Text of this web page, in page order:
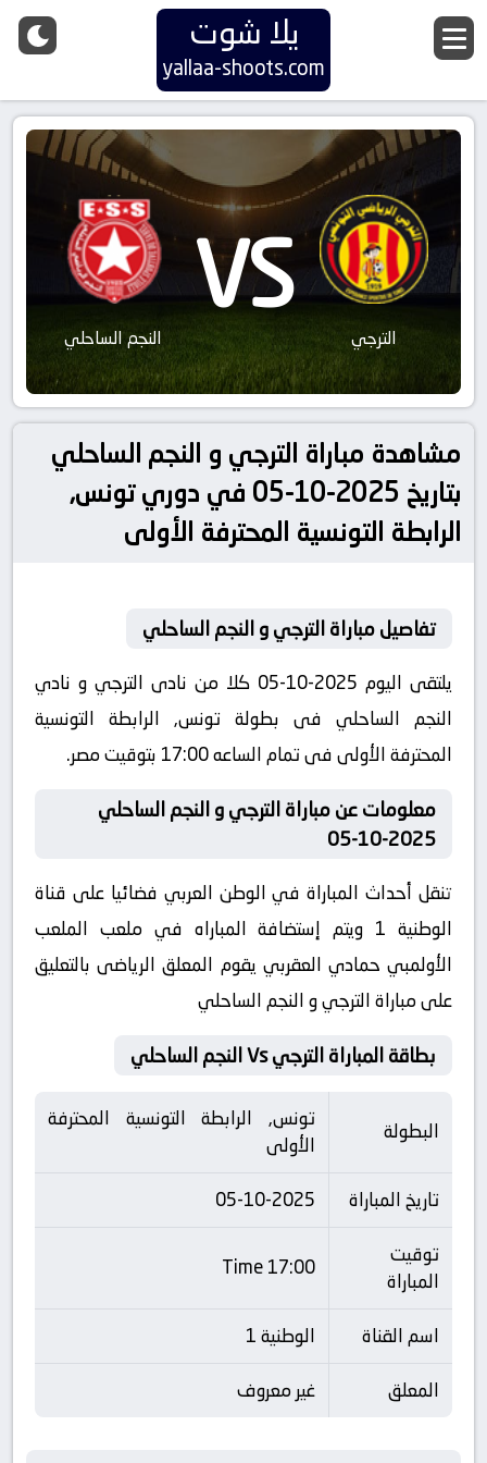
يلا شوت
yallaa-shoots.com
الترجي VS النجم الساحلي
مشاهدة مباراة الترجي و النجم الساحلي
بتاريخ 2025-10-05 في دوري تونس,
الرابطة التونسية المحترفة الأولى
تفاصيل مباراة الترجي و النجم الساحلي
يلتقى اليوم 2025-10-05 كلا من نادى الترجي و نادي
النجم الساحلي فى بطولة تونس, الرابطة التونسية
المحترفة الأولى فى تمام الساعه 17:00 بتوقيت مصر.
معلومات عن مباراة الترجي و النجم الساحلي
2025-10-05
تنقل أحداث المباراة في الوطن العربي فضائيا على قناة
الوطنية 1 ويتم إستضافة المباراه في ملعب الملعب
الأولمبي حمادي العقربي يقوم المعلق الرياضى بالتعليق
على مباراة الترجي و النجم الساحلي
بطاقة المباراة الترجي Vs النجم الساحلي
البطولة
تونس, الرابطة التونسية المحترفة
الأولى
تاريخ المباراة
05-10-2025
توقيت
المباراة
17:00 Time
اسم القناة
الوطنية 1
المعلق
غير معروف